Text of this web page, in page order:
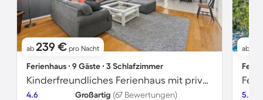
ab 239 € pro Nacht
Ferienhaus ∙ 9 Gäste ∙ 3 Schlafzimmer
Kinderfreundliches Ferienhaus mit privatem Pool, Terrasse und Grill | Naturblick | Nah am Strand | Haustiere erlaubt
4.6 Großartig (67 Bewertungen)
ab
5.0